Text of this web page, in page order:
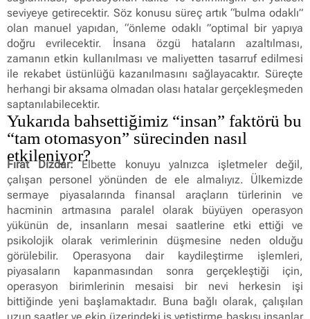
seviyeye getirecektir. Söz konusu süreç artık “bulma odaklı”
olan manuel yapıdan, “önleme odaklı ”optimal bir yapıya
doğru evrilecektir. İnsana özgü hataların azaltılması,
zamanın etkin kullanılması ve maliyetten tasarruf edilmesi
ile rekabet üstünlüğü kazanılmasını sağlayacaktır. Süreçte
herhangi bir aksama olmadan olası hatalar gerçekleşmeden
saptanılabilecektir.
Yukarıda bahsettiğimiz “insan” faktörü bu
“tam otomasyon” sürecinden nasıl
etkileniyor?
Fırat Dizdar:Elbette konuyu yalnızca işletmeler değil,
çalışan personel yönünden de ele almalıyız. Ülkemizde
sermaye piyasalarında finansal araçların türlerinin ve
hacminin artmasına paralel olarak büyüyen operasyon
yükünün de, insanların mesai saatlerine etki ettiği ve
psikolojik olarak verimlerinin düşmesine neden olduğu
görülebilir. Operasyona dair kaydileştirme işlemleri,
piyasaların kapanmasından sonra gerçekleştiği için,
operasyon birimlerinin mesaisi bir nevi herkesin işi
bittiğinde yeni başlamaktadır. Buna bağlı olarak, çalışılan